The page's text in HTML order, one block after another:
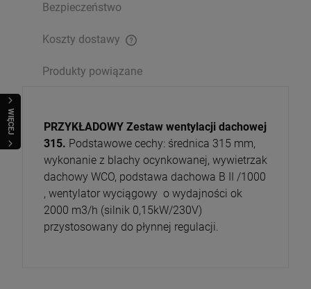
WIĘCEJ
Bezpieczeństwo
Koszty dostawy
Produkty powiązane
PRZYKŁADOWY Zestaw wentylacji dachowej
315. Podstawowe cechy: średnica 315 mm,
wykonanie z blachy ocynkowanej, wywietrzak
dachowy WCO, podstawa dachowa B II /1000
, wentylator wyciągowy o wydajności ok
2000 m3/h (silnik 0,15kW/230V)
przystosowany do płynnej regulacji.